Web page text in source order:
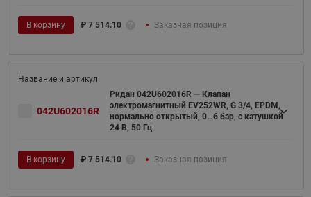
В корзину ₽ 7 514.10 Заказная позиция
042U602016R
Ридан 042U602016R — Клапан
электромагнитный EV252WR, G 3/4, EPDM,
нормально открытый, 0…6 бар, с катушкой
24 В, 50 Гц
В корзину ₽ 7 514.10 Заказная позиция